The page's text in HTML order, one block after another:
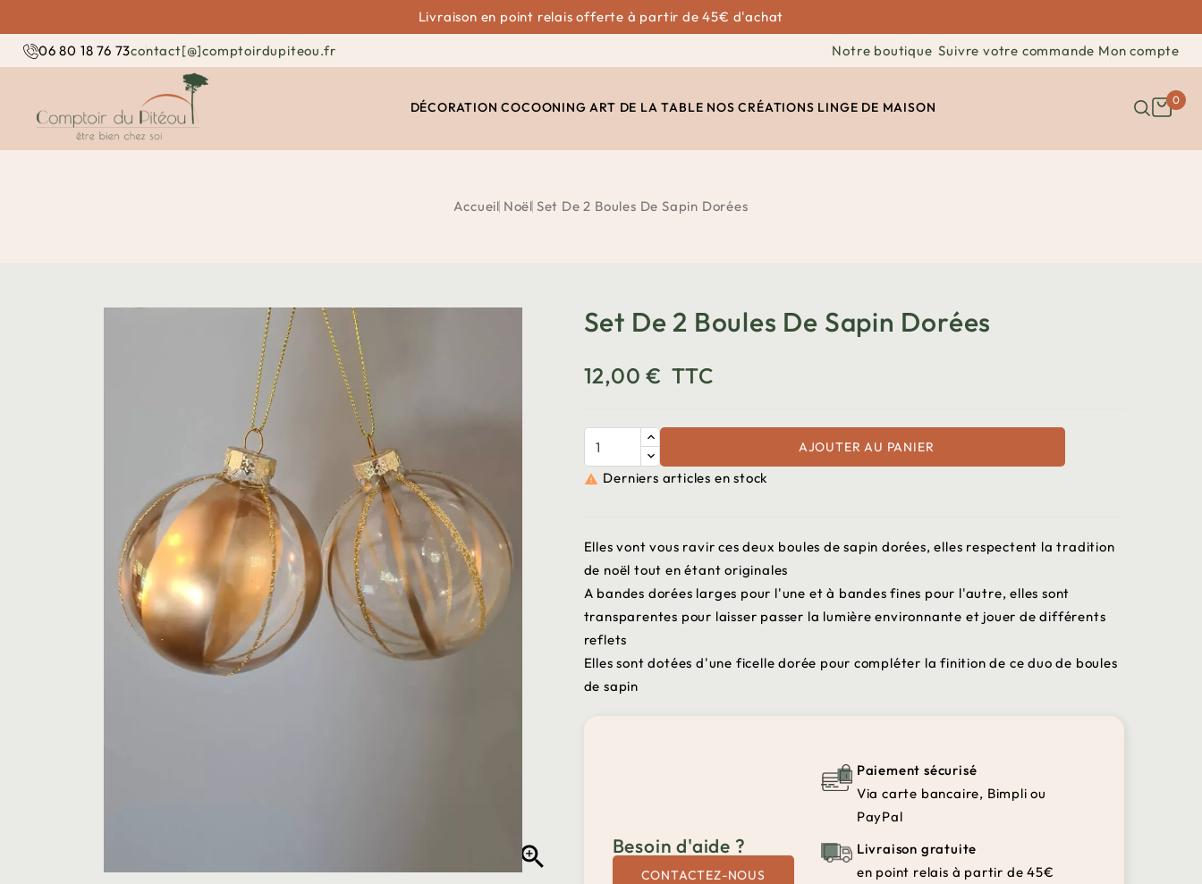
Livraison en point relais offerte à partir de 45€ d'achat
06 80 18 76 73contact[@]comptoirdupiteou.fr Notre boutique Suivre votre commande Mon compte
DÉCORATION COCOONING ART DE LA TABLE NOS CRÉATIONS LINGE DE MAISON 0
Accueil Noël Set De 2 Boules De Sapin Dorées

Set De 2 Boules De Sapin Dorées
12,00 € TTC
AJOUTER AU PANIER
 Derniers articles en stock
Elles vont vous ravir ces deux boules de sapin dorées, elles respectent la tradition
de noël tout en étant originales
A bandes dorées larges pour l'une et à bandes fines pour l'autre, elles sont
transparentes pour laisser passer la lumière environnante et jouer de différents
reflets
Elles sont dotées d'une ficelle dorée pour compléter la finition de ce duo de boules
de sapin
Besoin d'aide ?
CONTACTEZ-NOUS
Paiement sécurisé
Via carte bancaire, Bimpli ou
PayPal
Livraison gratuite
en point relais à partir de 45€